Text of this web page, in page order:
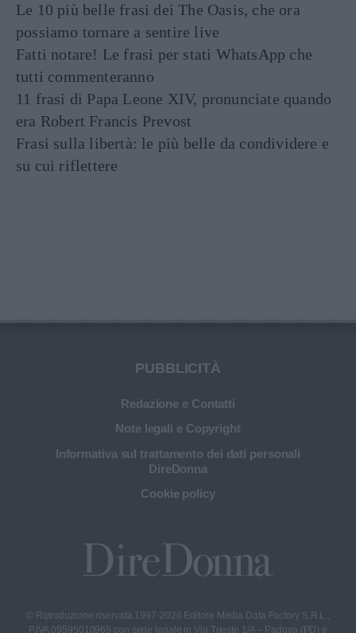
Le 10 più belle frasi dei The Oasis, che ora
possiamo tornare a sentire live
Fatti notare! Le frasi per stati WhatsApp che
tutti commenteranno
11 frasi di Papa Leone XIV, pronunciate quando
era Robert Francis Prevost
Frasi sulla libertà: le più belle da condividere e
su cui riflettere
PUBBLICITÀ
Redazione e Contatti
Note legali e Copyright
Informativa sul trattamento dei dati personali
DireDonna
Cookie policy
© Riproduzione riservata 1997-2026 Editore Media Data Factory S.R.L.,
P.IVA 09595010969 con sede legale in Via Trieste 1/A – Padova (PD) e